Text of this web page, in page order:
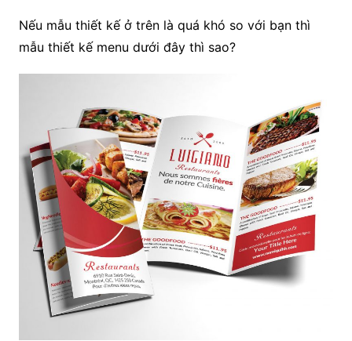
Nếu mẫu thiết kế ở trên là quá khó so với bạn thì
mẫu thiết kế menu dưới đây thì sao?